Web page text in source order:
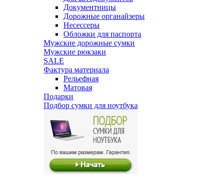
Документницы
Дорожные органайзеры
Несессеры
Обложки для паспорта
Мужские дорожные сумки
Мужские рюкзаки
SALE
Фактура материала
Рельефная
Матовая
Подарки
Подбор сумки для ноутбука